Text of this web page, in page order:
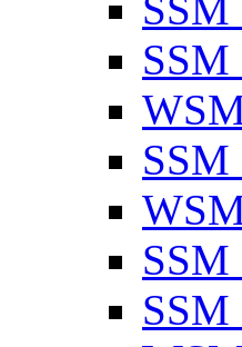
SSM
SSM
SSM
SSM